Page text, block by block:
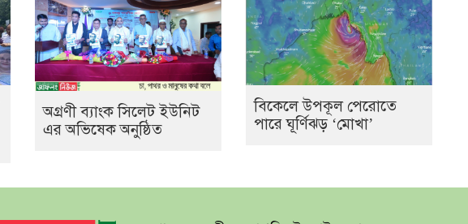
অগ্রণী ব্যাংক সিলেট ইউনিট
এর অভিষেক অনুষ্ঠিত
বিকেলে উপকূল পেরোতে
পারে ঘূর্ণিঝড় ‘মোখা’